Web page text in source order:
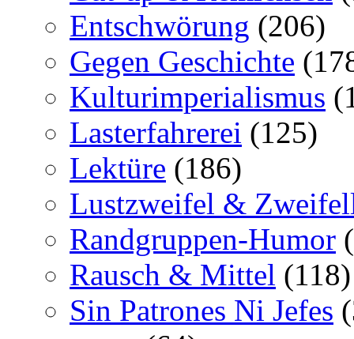
Entschwörung (206)
Gegen Geschichte
Kulturimperialismus
Lasterfahrerei (125)
Lektüre (186)
Lustzweifel &
Randgruppen-Humor
Rausch & Mittel (118)
Sin Patrones Ni Jefes